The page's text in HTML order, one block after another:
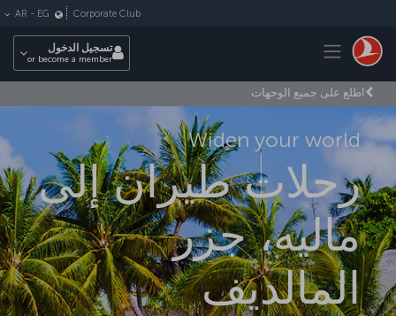
Toggle navigation
Corporate Club
AR - EG
تسجيل الدخول
or become a member
اطلع على جميع الوجهات
Widen your world
رحلات طيران إلى
ماليه، جزر
المالديف